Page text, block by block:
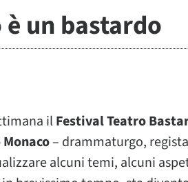
un bastardo
ilFestival Teatro
Monaco– drammaturgo,
alcuni temi, alcuni